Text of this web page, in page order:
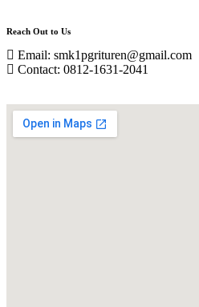
Reach Out to Us
Email: smk1pgrituren@gmail.com
Contact: 0812-1631-2041